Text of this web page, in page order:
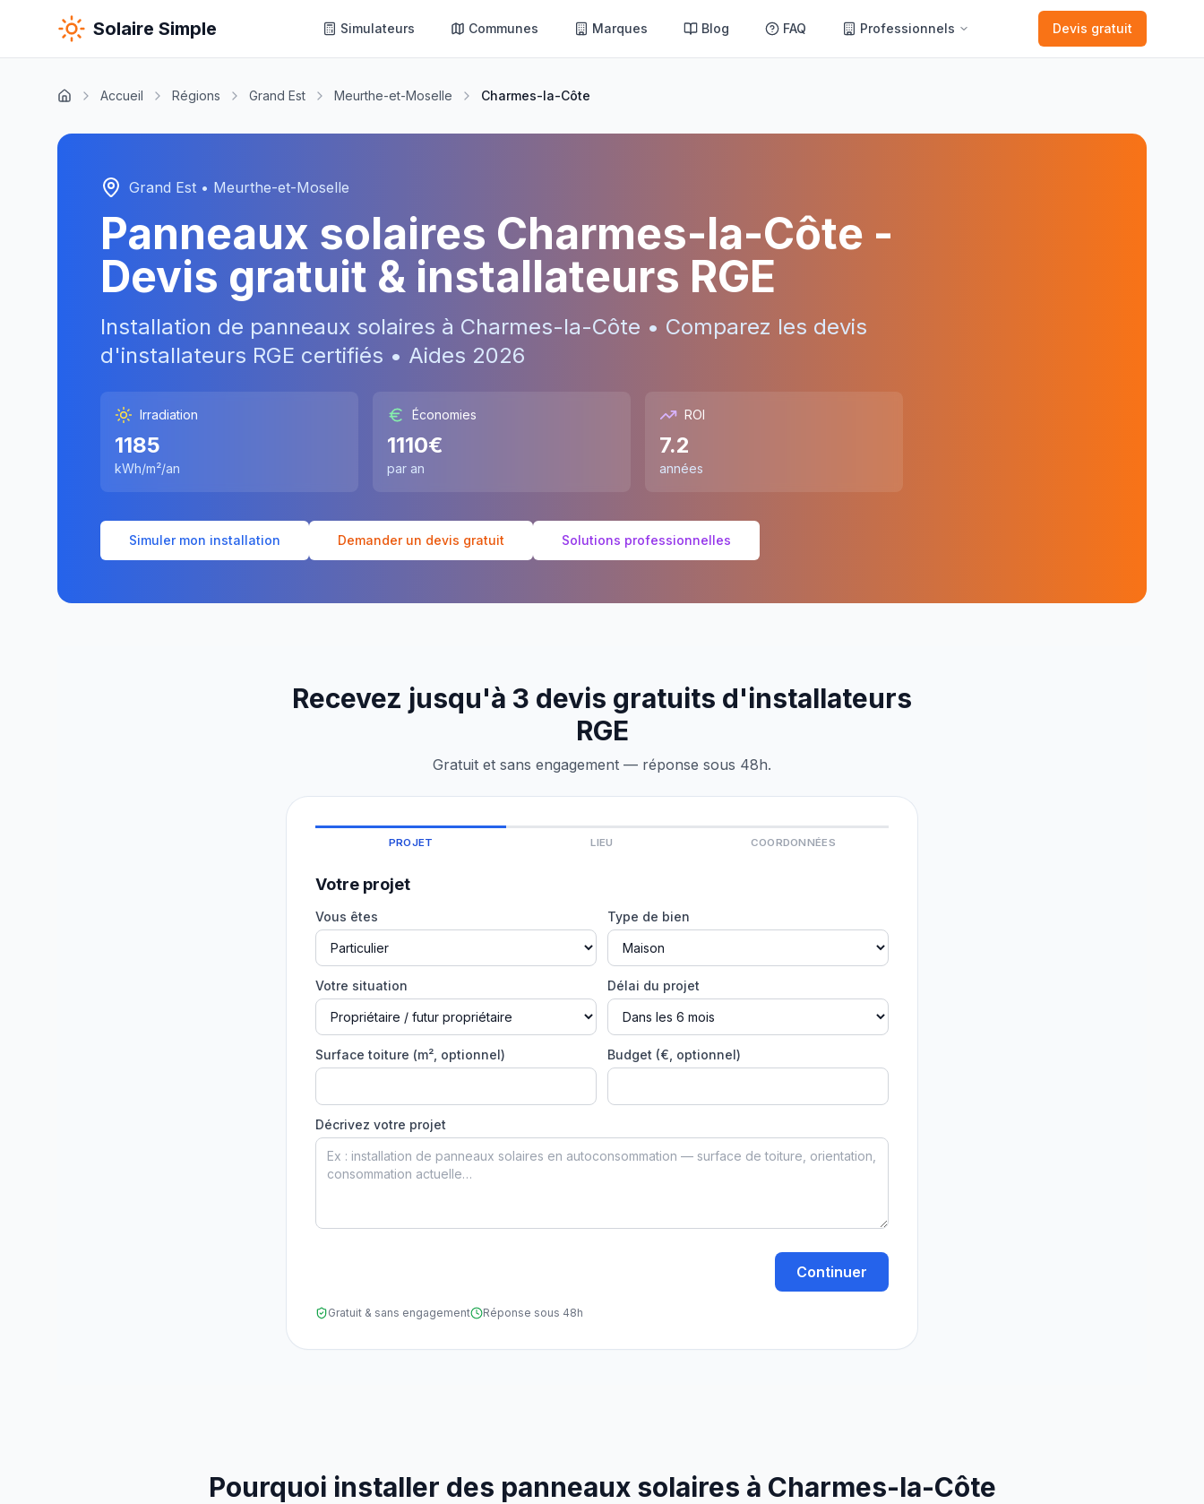
Solaire Simple Simulateurs Communes Marques Blog FAQ Professionnels Devis gratuit
Accueil Régions Grand Est Meurthe-et-Moselle Charmes-la-Côte
Grand Est • Meurthe-et-Moselle
Panneaux solaires Charmes-la-Côte -
Devis gratuit & installateurs RGE
Installation de panneaux solaires à Charmes-la-Côte • Comparez les devis
d'installateurs RGE certifiés • Aides 2026
Irradiation
1185
kWh/m²/an
Économies
1110€
par an
ROI
7.2
années
Simuler mon installation Demander un devis gratuit Solutions professionnelles
Recevez jusqu'à 3 devis gratuits d'installateurs
RGE
Gratuit et sans engagement — réponse sous 48h.
PROJET LIEU COORDONNÉES
Votre projet
Vous êtes Type de bien
Votre situation Délai du projet
Surface toiture (m², optionnel) Budget (€, optionnel)
Décrivez votre projet
Continuer
Gratuit & sans engagement Réponse sous 48h
Pourquoi installer des panneaux solaires à Charmes-la-Côte